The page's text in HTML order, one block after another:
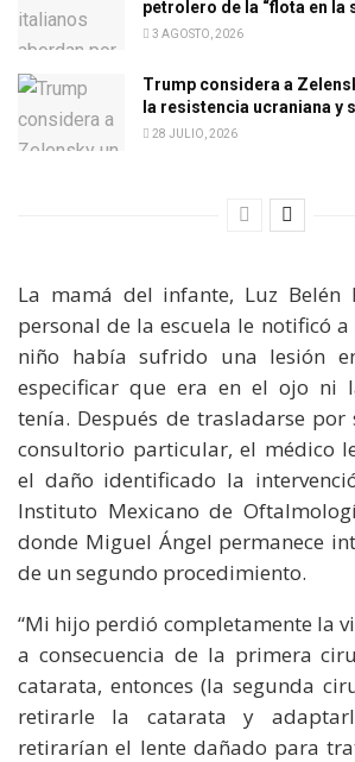
petrolero de la “flota en la
3 AGOSTO, 2026
Trump considera a
la resistencia ucraniana y
28 JULIO, 2026
La mamá del infante, Luz Belén
personal de la escuela le notificó
niño había sufrido una lesión
especificar que era en el ojo ni
tenía. Después de trasladarse
consultorio particular, el médico
el daño identificado la
Instituto Mexicano de
donde Miguel Ángel permanece
de un segundo procedimiento.
“Mi hijo perdió completamente la
a consecuencia de la primera
catarata, entonces (la segunda
retirarle la catarata y
retirarían el lente dañado para